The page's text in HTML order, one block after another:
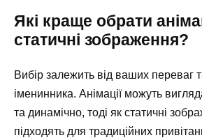
Які краще обрати
статичні зображення?
Вибір залежить від ваших переваг
іменинника. Анімації можуть
та динамічно, тоді як статичні
підходять для традиційних